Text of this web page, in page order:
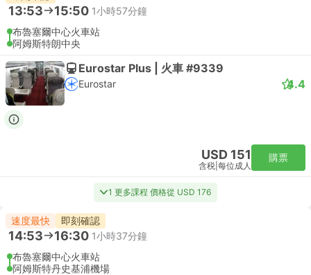
13:53 15:50 1小時57分鐘
布魯塞爾中心火車站
阿姆斯特朗中央
Eurostar Plus | 火車 #9339
Eurostar 4.4
USD 151
含税 每位成人
購票
1 更多課程 價格從 USD 176
速度最快 即刻確認
14:53 16:30 1小時37分鐘
布魯塞爾中心火車站
阿姆斯特丹史基浦機場